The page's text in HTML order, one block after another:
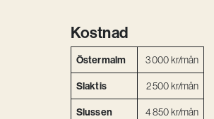
Kostnad
Östermalm 3 000 kr/mån
Slaktis 2 500 kr/mån
Slussen 4 850 kr/mån